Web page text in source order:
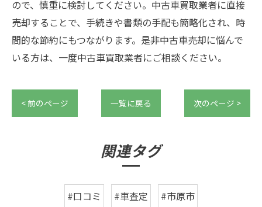
ので、慎重に検討してください。中古車買取業者に直接
売却することで、手続きや書類の手配も簡略化され、時
間的な節約にもつながります。是非中古車売却に悩んで
いる方は、一度中古車買取業者にご相談ください。
< 前のページ 一覧に戻る 次のページ >
関連タグ
#口コミ #車査定 #市原市